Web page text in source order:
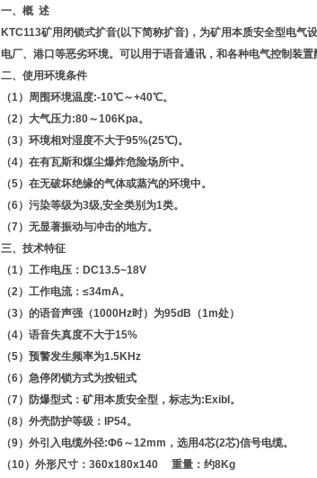
一、概 述
KTC113矿用闭锁式扩音(以下简称扩音)，为矿用本质安全型电气
电厂、港口等恶劣环境。可以用于语音通讯，和各种电气控制装
二、使用环境条件
（1）周围环境温度:-10℃～+40℃。
（2）大气压力:80～106Kpa。
（3）环境相对湿度不大于95%(25℃)。
（4）在有瓦斯和煤尘爆炸危险场所中。
（5）在无破坏绝缘的气体或蒸汽的环境中。
（6）污染等级为3级,安全类别为1类。
（7）无显著振动与冲击的地方。
三、技术特征
（1）工作电压：DC13.5~18V
（2）工作电流：≤34mA。
（3）的语音声强（1000Hz时）为95dB（1m处）
（4）语音失真度不大于15%
（5）预警发生频率为1.5KHz
（6）急停闭锁方式为按钮式
（7）防爆型式：矿用本质安全型，标志为:ExibI。
（8）外壳防护等级：IP54。
（9）外引入电缆外径:Φ6～12mm，选用4芯(2芯)信号电缆。
（10）外形尺寸：360x180x140 重量：约8Kg